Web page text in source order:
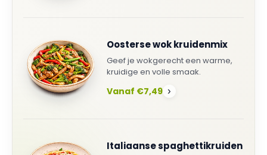
Oosterse wok kruidenmix
Geef je wokgerecht een warme,
kruidige en volle smaak.
Vanaf €7,49 ›
Italiaanse spaghettikruiden